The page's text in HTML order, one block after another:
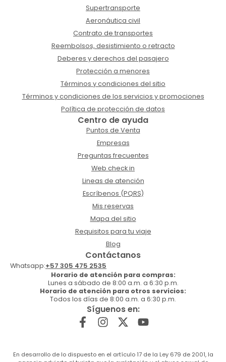
Supertransporte
Aeronáutica civil
Contrato de transportes
Reembolsos, desistimiento o retracto
Deberes y derechos del pasajero
Protección a menores
Términos y condiciones del sitio
Términos y condiciones de los servicios y promociones
Política de protección de datos
Centro de ayuda
Puntos de Venta
Empresas
Preguntas frecuentes
Web check in
Lineas de atención
Escríbenos (PQRS)
Mis reservas
Mapa del sitio
Requisitos para tu viaje
Blog
Contáctanos
Whatsapp:+57 305 475 2535
Horario de atención para compras:
Lunes a sábado de 8:00 a.m. a 6:30 p.m.
Horario de atención para otros servicios:
Todos los días de 8:00 a.m. a 6:30 p.m.
Síguenos en:
En desarrollo de lo dispuesto en el artículo 17 de la Ley 679 de 2001, la